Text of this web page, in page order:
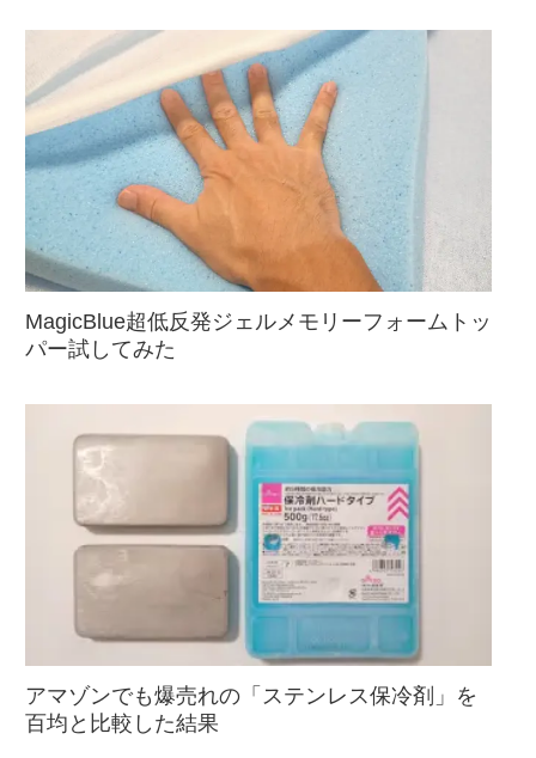
MagicBlue超低反発ジェルメモリーフォームトッ
パー試してみた
アマゾンでも爆売れの「ステンレス保冷剤」を
百均と比較した結果